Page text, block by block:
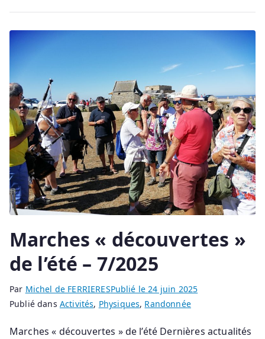
Marches « découvertes »
de l’été – 7/2025
Par Michel de FERRIERESPublié le 24 juin 2025
Publié dans Activités, Physiques, Randonnée
Marches « découvertes » de l’été Dernières actualités